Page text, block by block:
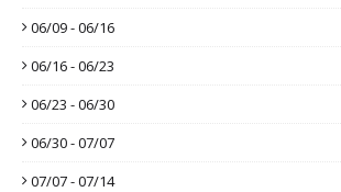
06/09 - 06/16
06/16 - 06/23
06/23 - 06/30
06/30 - 07/07
07/07 - 07/14